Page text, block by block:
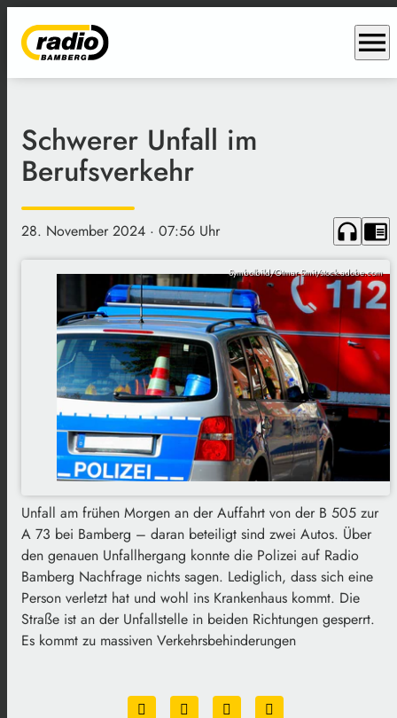
menu
Schwerer Unfall im
Berufsverkehr
28. November 2024 · 07:56 Uhr headphones chrome_reader_mode
Symbolbild/Otmar Smit/stock.adobe.com
Unfall am frühen Morgen an der Auffahrt von der B 505 zur
A 73 bei Bamberg – daran beteiligt sind zwei Autos. Über
den genauen Unfallhergang konnte die Polizei auf Radio
Bamberg Nachfrage nichts sagen. Lediglich, dass sich eine
Person verletzt hat und wohl ins Krankenhaus kommt. Die
Straße ist an der Unfallstelle in beiden Richtungen gesperrt.
Es kommt zu massiven Verkehrsbehinderungen